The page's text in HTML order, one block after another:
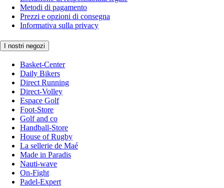
Metodi di pagamento
Prezzi e opzioni di consegna
Informativa sulla privacy
I nostri negozi
Basket-Center
Daily Bikers
Direct Running
Direct-Volley
Espace Golf
Foot-Store
Golf and co
Handball-Store
House of Rugby
La sellerie de Maé
Made in Paradis
Nauti-wave
On-Fight
Padel-Expert